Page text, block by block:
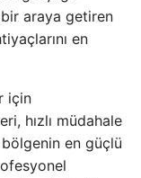
araya getiren
en
için
hızlı müdahale
en güçlü